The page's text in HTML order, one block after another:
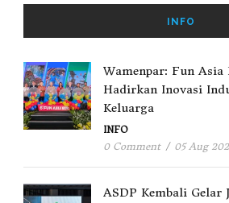
INFO
Wamenpar: Fun Asia
Hadirkan Inovasi
Keluarga
INFO
0 Comment / 05 Aug
ASDP Kembali Gelar